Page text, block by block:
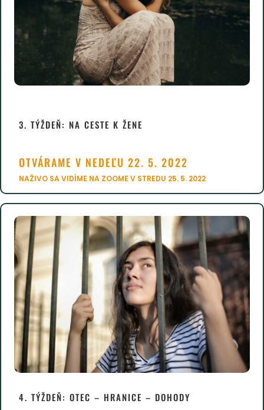
3. TÝŽDEŇ: NA CESTE K ŽENE
OTVÁRAME V NEDEĽU 22. 5. 2022
NAŽIVO SA VIDÍME NA ZOOME V STREDU 25. 5. 2022
4. TÝŽDEŇ: OTEC – HRANICE – DOHODY